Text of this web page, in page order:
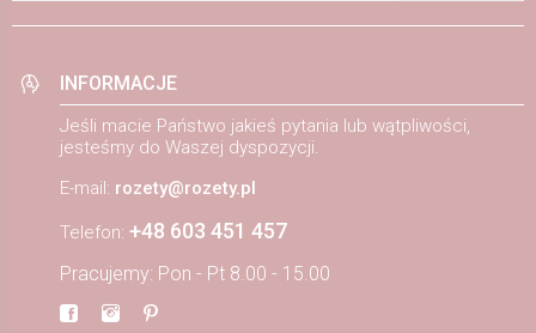
INFORMACJE
Jeśli macie Państwo jakieś pytania lub wątpliwości,
jesteśmy do Waszej dyspozycji.
E-mail: rozety@rozety.pl
Telefon: +48 603 451 457
Pracujemy: Pon - Pt 8.00 - 15.00